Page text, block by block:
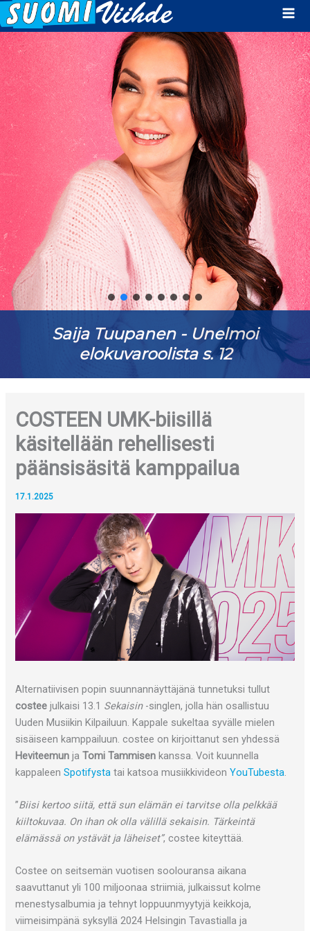
Saija Tuupanen - Unelmoi
elokuvaroolista s. 12
COSTEEN UMK-biisillä
käsitellään rehellisesti
päänsisäsitä kamppailua
17.1.2025
Alternatiivisen popin suunnannäyttäjänä tunnetuksi tullut
costeejulkaisi 13.1 Sekaisin -singlen, jolla hän osallistuu
Uuden Musiikin Kilpailuun. Kappale sukeltaa syvälle mielen
sisäiseen kamppailuun. costee on kirjoittanut sen yhdessä
HeviteemunjaTomi Tammisen kanssa. Voit kuunnella
kappaleenSpotifystatai katsoa musiikkivideonYouTubesta.
”Biisi kertoo siitä, että sun elämän ei tarvitse olla pelkkää
kiiltokuvaa. On ihan ok olla välillä sekaisin. Tärkeintä
elämässä on ystävät ja läheiset”, costee kiteyttää.
Costee on seitsemän vuotisen soolouransa aikana
saavuttanut yli 100 miljoonaa striimiä, julkaissut kolme
menestysalbumia ja tehnyt loppuunmyytyjä keikkoja,
viimeisimpänä syksyllä 2024 Helsingin Tavastialla ja